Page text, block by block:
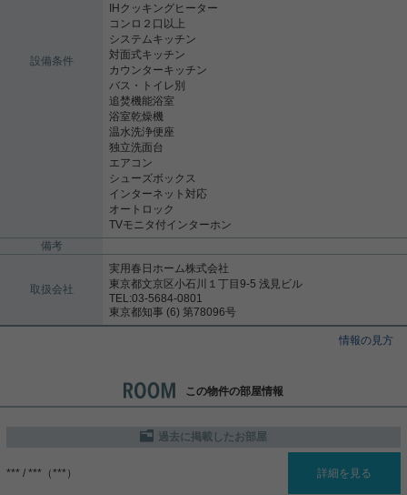
設備条件
IHクッキングヒーター
コンロ２口以上
システムキッチン
対面式キッチン
カウンターキッチン
バス・トイレ別
追焚機能浴室
浴室乾燥機
温水洗浄便座
独立洗面台
エアコン
シューズボックス
インターネット対応
オートロック
TVモニタ付インターホン
備考
取扱会社
実用春日ホーム株式会社
東京都文京区小石川１丁目9-5 浅見ビル
TEL:03-5684-0801
東京都知事 (6) 第78096号
情報の見方
この物件の部屋情報
過去に掲載したお部屋
*** / ***（***） 詳細を見る